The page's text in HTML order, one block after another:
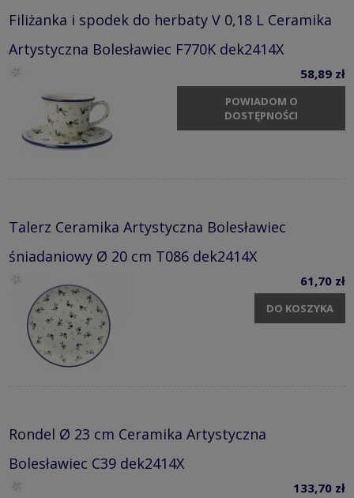
Filiżanka i spodek do herbaty V 0,18 L Ceramika
Artystyczna Bolesławiec F770K dek2414X
58,89 zł
POWIADOM O
DOSTĘPNOŚCI
Talerz Ceramika Artystyczna Bolesławiec
śniadaniowy Ø 20 cm T086 dek2414X
61,70 zł
DO KOSZYKA
Rondel Ø 23 cm Ceramika Artystyczna
Bolesławiec C39 dek2414X
133,70 zł